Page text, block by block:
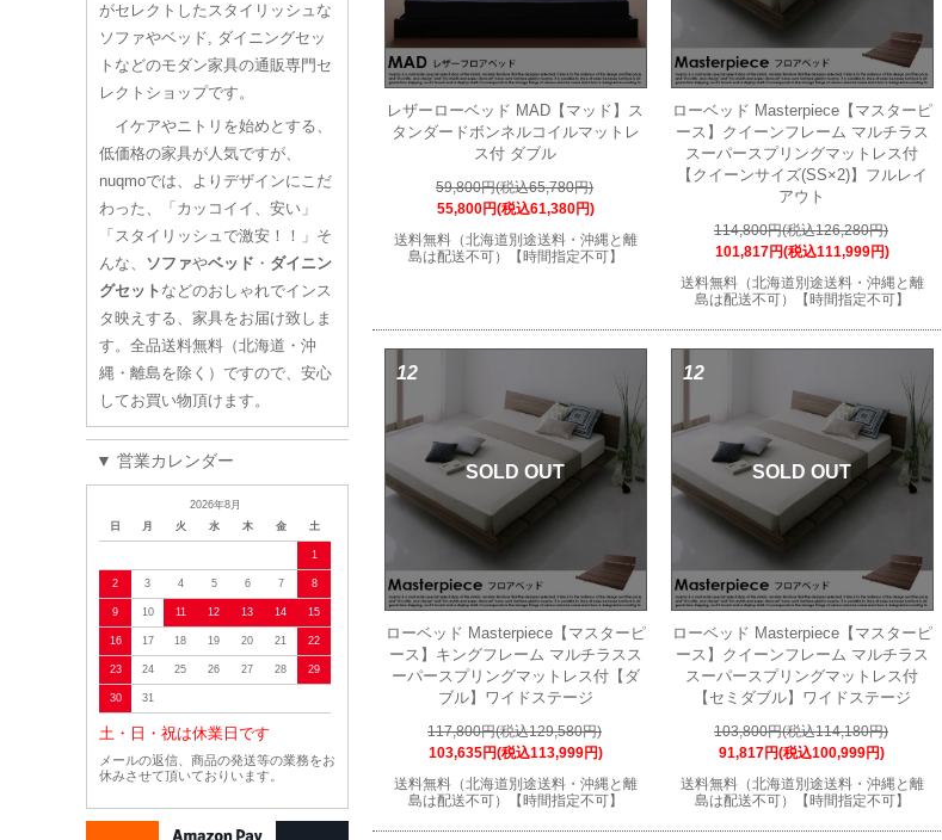
がセレクトしたスタイリッシュな
ソファやベッド, ダイニングセッ
トなどのモダン家具の通販専門セ
レクトショップです。
イケアやニトリを始めとする、
低価格の家具が人気ですが、
nuqmoでは、よりデザインにこだ
わった、「カッコイイ、安い」
「スタイリッシュで激安！！」そ
んな、 ソファやベッド ・ ダイニン
グセット などのおしゃれでインス
タ映えする、家具をお届け致しま
す。全品送料無料（北海道・沖
縄・離島を除く）ですので、安心
してお買い物頂けます。
▼ 営業カレンダー
2026年8月
日
月 火 水 木 金 土
1
2 3 4 5 6 7 8
9 10 11 12 13 14 15
16 17 18 19 20 21 22
23 24 25 26 27 28 29
30 31
土・日・祝は休業日です
メールの返信、商品の発送等の業務をお
休みさせて頂いておりいます。
レザーローベッド MAD【マッド】ス
タンダードボンネルコイルマットレ
ス付 ダブル
59,800円(税込65,780円)
55,800円(税込61,380円)
送料無料（北海道別途送料・沖縄と離
島は配送不可）【時間指定不可】
ローベッド Masterpiece【マスターピ
ース】クイーンフレーム マルチラス
スーパースプリングマットレス付
【クイーンサイズ(SS×2)】フルレイ
アウト
114,800円(税込126,280円)
101,817円(税込111,999円)
送料無料（北海道別途送料・沖縄と離
島は配送不可）【時間指定不可】
12
SOLD OUT
ローベッド Masterpiece【マスターピ
ース】キングフレーム マルチラスス
ーパースプリングマットレス付【ダ
ブル】ワイドステージ
117,800円(税込129,580円)
103,635円(税込113,999円)
送料無料（北海道別途送料・沖縄と離
島は配送不可）【時間指定不可】
12
SOLD OUT
ローベッド Masterpiece【マスターピ
ース】クイーンフレーム マルチラス
スーパースプリングマットレス付
【セミダブル】ワイドステージ
103,800円(税込114,180円)
91,817円(税込100,999円)
送料無料（北海道別途送料・沖縄と離
島は配送不可）【時間指定不可】